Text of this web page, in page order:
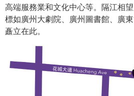
高端服務業和文化中心等。隔江相
標如廣州大劇院、廣州圖書館、廣
矗立在此。